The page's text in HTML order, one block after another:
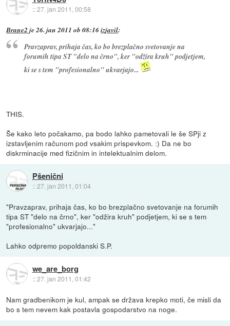
::27. jan 2011, 00:58
Brane2 je26. jan 2011 ob 08:16izjavil:
Pravzaprav, prihaja čas, ko bo brezplačno svetovanje na
forumih tipa ST "delo na črno", ker "odžira kruh" podjetjem,
ki se s tem "profesionalno" ukvarjajo...
THIS.
Še kako leto počakamo, pa bodo lahko pametovali le še SPji z
izstavljenim računom pod vsakim prispevkom. :) Da ne bo
diskrminacije med fizičnim in intelektualnim delom.
Pšenični
::27. jan 2011, 01:04
"Pravzaprav, prihaja čas, ko bo brezplačno svetovanje na forumih
tipa ST "delo na črno", ker "odžira kruh" podjetjem, ki se s tem
"profesionalno" ukvarjajo..."
Lahko odpremo popoldanski S.P.
we_are_borg
::27. jan 2011, 01:42
Nam gradbenikom je kul, ampak se država krepko moti, če misli da
bo s tem nevem kak postavla gospodarstvo na noge.